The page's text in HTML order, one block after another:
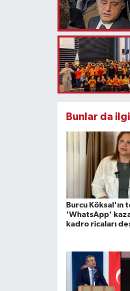
Bunlar da
Burcu Köksal'ın
'WhatsApp'
kadro ricaları